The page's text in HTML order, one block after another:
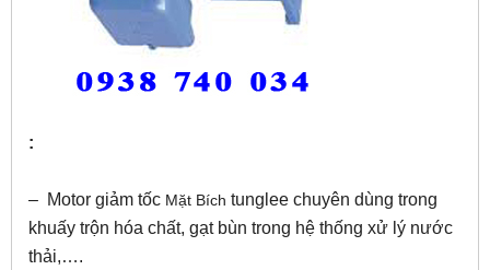
:
– Motor giảm tốc Mặt Bích tunglee chuyên dùng trong
khuấy trộn hóa chất, gạt bùn trong hệ thống xử lý nước
thải,….